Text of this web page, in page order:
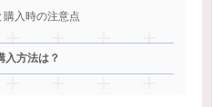
入時の注意点
方法は？